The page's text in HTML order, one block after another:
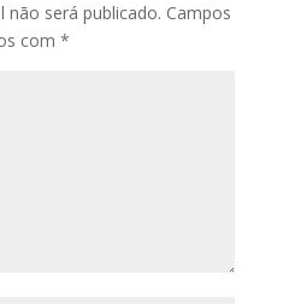
não será publicado. Campos
com *